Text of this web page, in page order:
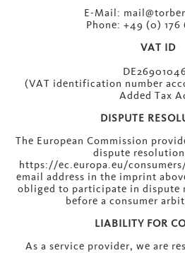
E-Mail:
Phone: +49 (0) 176
VAT ID
(VAT identification number
Added Tax
DISPUTE
The European Commission
dispute resolution
https://ec.europa.eu/
email address in the imprint
obliged to participate in dispute
before a consumer
LIABILITY FOR
As a service provider, we are